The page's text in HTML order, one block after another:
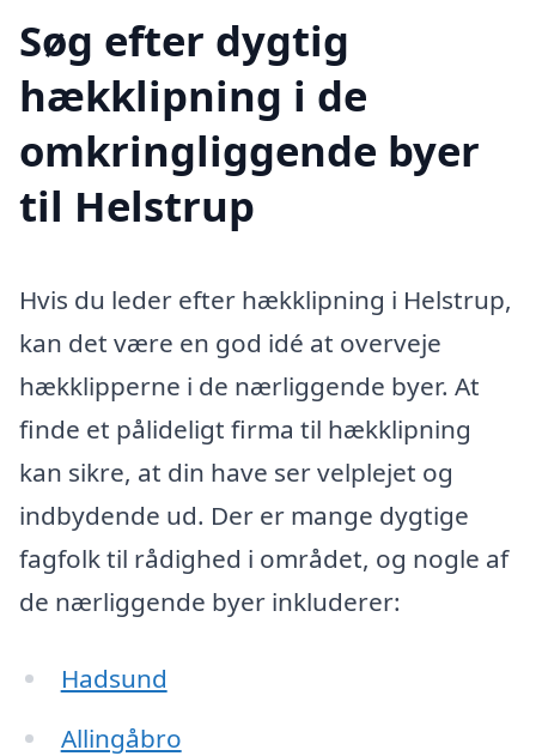
Søg efter dygtig
hækklipning i de
omkringliggende byer
til Helstrup
Hvis du leder efter hækklipning i Helstrup,
kan det være en god idé at overveje
hækklipperne i de nærliggende byer. At
finde et pålideligt firma til hækklipning
kan sikre, at din have ser velplejet og
indbydende ud. Der er mange dygtige
fagfolk til rådighed i området, og nogle af
de nærliggende byer inkluderer:
Hadsund
Allingåbro